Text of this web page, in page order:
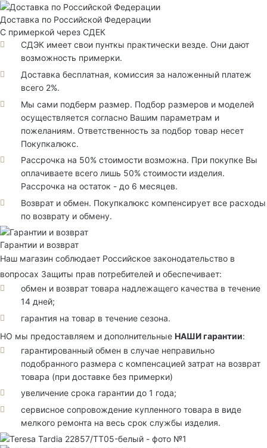
Доставка по Российской Федерации
С примеркой через СДЕК
СДЭК имеет свои пунткы практически везде. Они дают
возможность примерки.
Доставка бесплатная, комиссия за наложенный платеж
всего 2%.
Мы сами подберм размер. Подбор размеров и моделей
осуществляется согласно Вашим параметрам и
пожеланиям. Ответственность за подбор товар несет
Покупкалюкс.
Рассрочка на 50% стоимости возможна. При покупке Вы
оплачиваете всего лишь 50% стоимости изделия.
Рассрочка на остаток - до 6 месяцев.
Возврат и обмен. Покупкалюкс компенсирует все расходы
по возврату и обмену.
Гарантии и возврат
Наш магазин соблюдает Российское законодательство в
вопросах Защиты прав потребителей и обеспечивает:
обмен и возврат товара надлежащего качества в течение
14 дней;
гарантия на товар в течение сезона.
НО мы предоставляем и дополнительные НАШИ гарантии:
гарантированный обмен в случае неправильно
подобранного размера с компенсацией затрат на возврат
товара (при доставке без примерки)
увеличение срока гарантии до 1 года;
сервисное сопровождение купленного товара в виде
мелкого ремонта на весь срок службы изделия.